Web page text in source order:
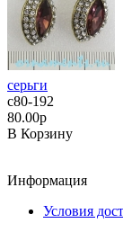
серьги
с80-192
80.00р
В Корзину
Информация
Условия